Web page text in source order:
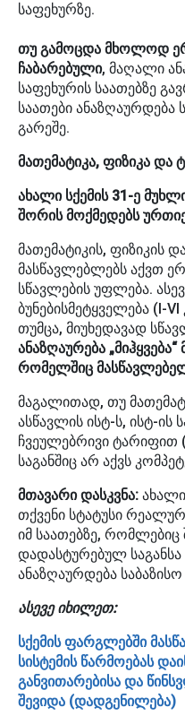
საფეხურზე.
თუ გამოცდა მხოლოდ
ჩაბარებული, მაღალი
საფეხურის საათებზე
საათები ანაზღაურდება
გარეშე.
მათემატიკა, ფიზიკა და
​ახალი სქემის 31-ე
შორის მოქმედებს
​მათემატიკის, ფიზიკის
მასწავლებლებს აქვთ
სწავლების უფლება.
ბუნებისმეტყველება (I-
​თუმცა, მიუხედავად
ანაზღაურება
რომელშიც
​მაგალითად, თუ
ასწავლის ისტ-ს, ისტ-ის
ჩვეულებრივი ტარიფით
საგანშიც არ აქვს
​მთავარი დასკვნა:
თქვენი სტატუსი
იმ საათებზე, რომლებიც
დადასტურებულ საგანსა
ანაზღაურდება
ასევე იხილეთ:
სქემის ფარგლებში
სისტემის წარმოებას
განვითარებისა და
შევიდა (დადგენილება)